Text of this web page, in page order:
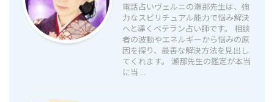
電話占いヴェルニの瀬那先生は、強
力なスピリチュアル能力で悩み解決
へと導くベテラン占い師です。 相談
者の波動やエネルギーから悩みの原
因を探り、最善な解決方法を見出し
てくれます。 瀬那先生の鑑定が本当
に当 ...